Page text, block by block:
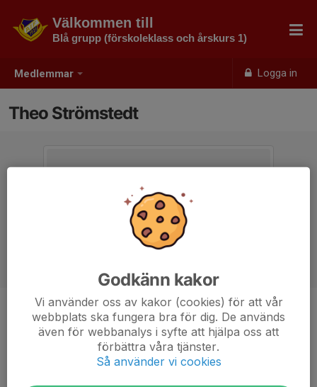
Medlemmar Logga in
Välkommen till
Blå grupp (förskoleklass och årskurs 1)
Theo Strömstedt
Ålder 7 år
Godkänn kakor
Vi använder oss av kakor (cookies) för att vår
webbplats ska fungera bra för dig. De används
även för webbanalys i syfte att hjälpa oss att
förbättra våra tjänster.
Så använder vi cookies